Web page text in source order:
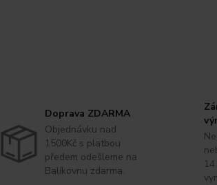
Doprava ZDARMA
Objednávku nad
1500Kč s platbou
předem odešleme na
Balíkovnu zdarma.